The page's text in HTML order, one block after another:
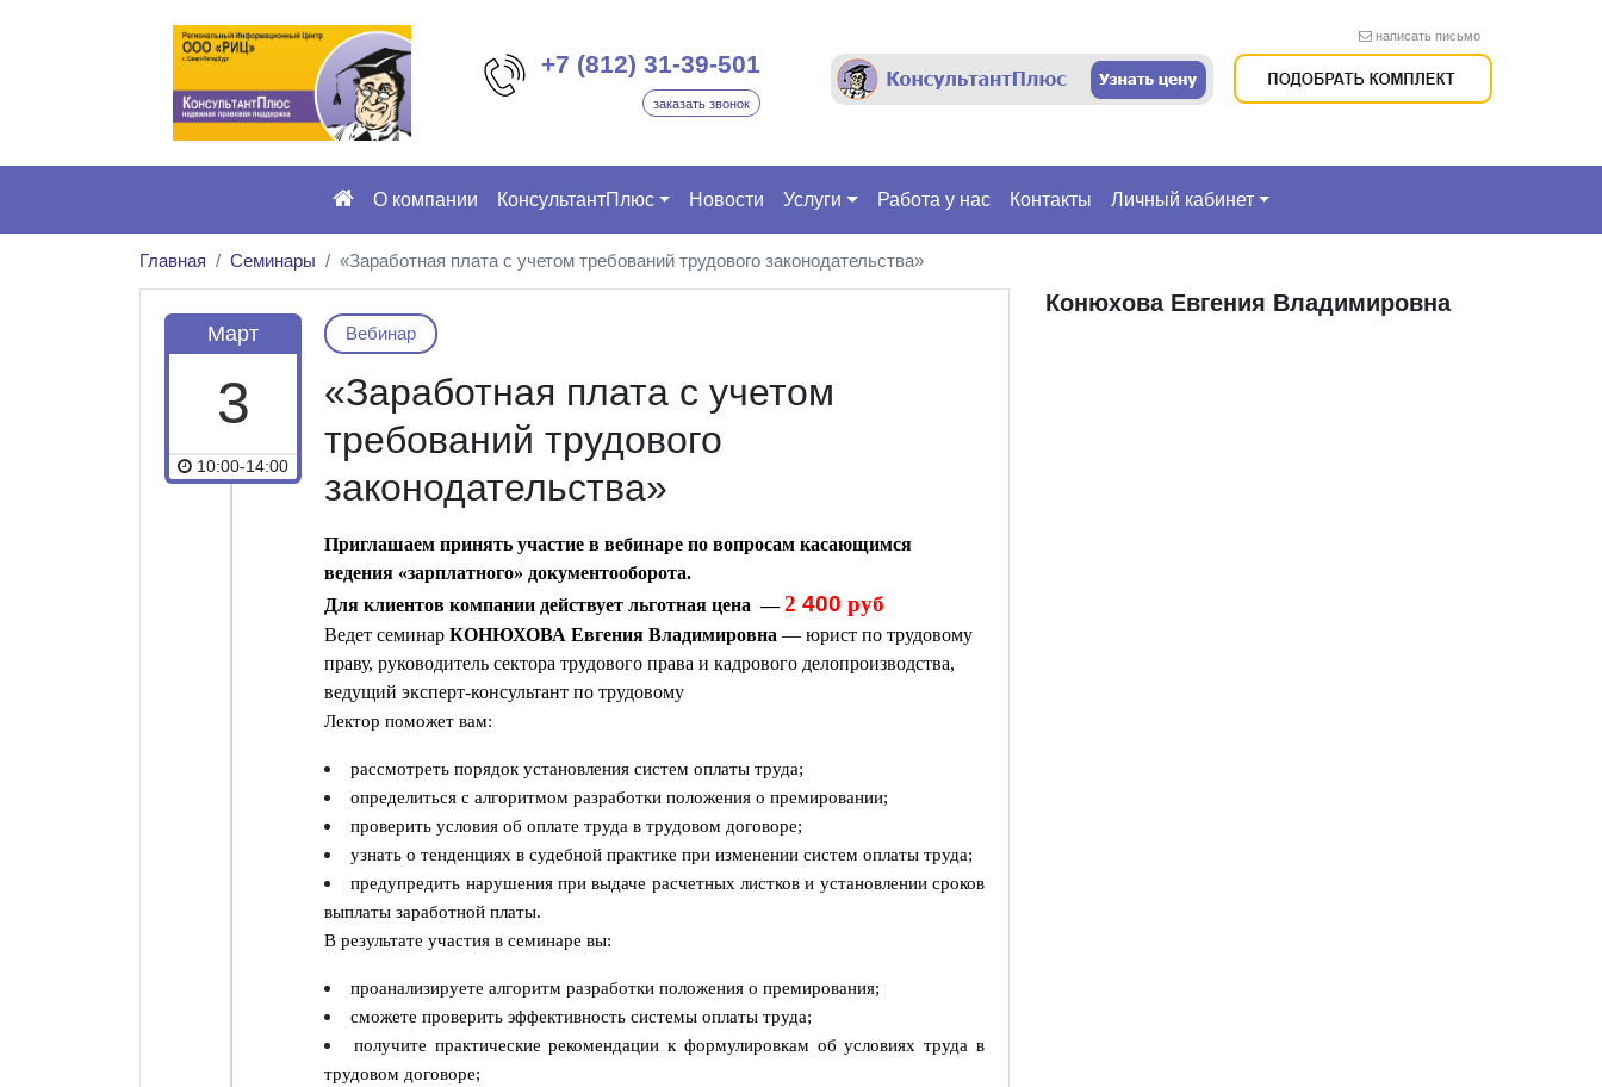
+7 (812) 31-39-501
заказать звонок
написать письмо
О компании КонсультантПлюс Новости Услуги Работа у нас Контакты Личный кабинет
Главная Семинары «Заработная плата с учетом требований трудового законодательства»
Март
3
10:00-14:00
Вебинар
«Заработная плата с учетом
требований трудового
законодательства»
Приглашаем принять участие в вебинаре по вопросам касающимся
ведения «зарплатного» документооборота.
Для клиентов компании действует льготная цена —2 400 руб
Ведет семинар КОНЮХОВА Евгения Владимировна — юрист по трудовому
праву, руководитель сектора трудового права и кадрового делопроизводства,
ведущий эксперт-консультант по трудовому
Лектор поможет вам:
рассмотреть порядок установления систем оплаты труда;
определиться с алгоритмом разработки положения о премировании;
проверить условия об оплате труда в трудовом договоре;
узнать о тенденциях в судебной практике при изменении систем оплаты труда;
предупредить нарушения при выдаче расчетных листков и установлении сроков
выплаты заработной платы.
В результате участия в семинаре вы:
проанализируете алгоритм разработки положения о премирования;
сможете проверить эффективность системы оплаты труда;
получите практические рекомендации к формулировкам об условиях труда в
трудовом договоре;
Конюхова Евгения Владимировна